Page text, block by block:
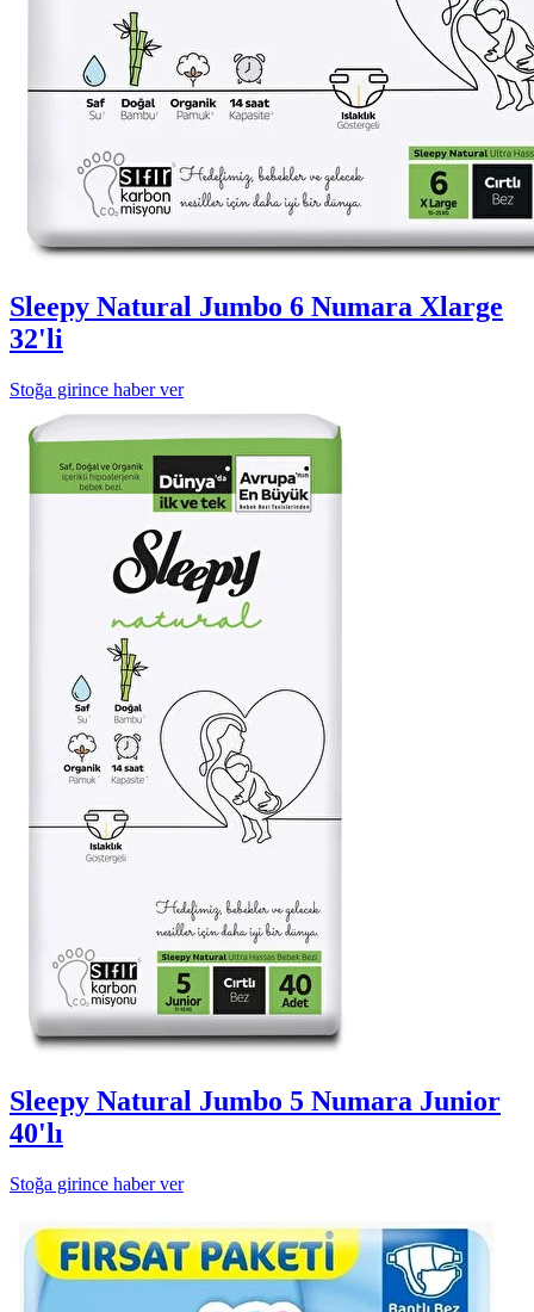
Sleepy Natural Jumbo 6 Numara Xlarge
32'li
Stoğa girince haber ver
Sleepy Natural Jumbo 5 Numara Junior
40'lı
Stoğa girince haber ver